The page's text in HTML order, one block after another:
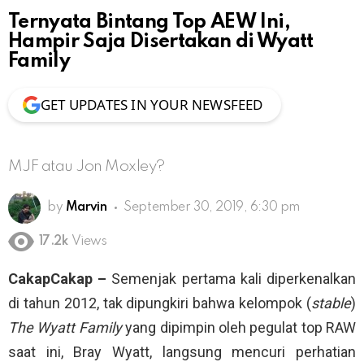
Ternyata Bintang Top AEW Ini,
Hampir Saja Disertakan di Wyatt
Family
GET UPDATES IN YOUR NEWSFEED
MJF atau Jon Moxley?
by Marvin September 30, 2019, 6:30 pm
17.2k Views
CakapCakap – Semenjak pertama kali diperkenalkan
di tahun 2012, tak dipungkiri bahwa kelompok (stable)
The Wyatt Familyyang dipimpin oleh pegulat top RAW
saat ini, Bray Wyatt, langsung mencuri perhatian